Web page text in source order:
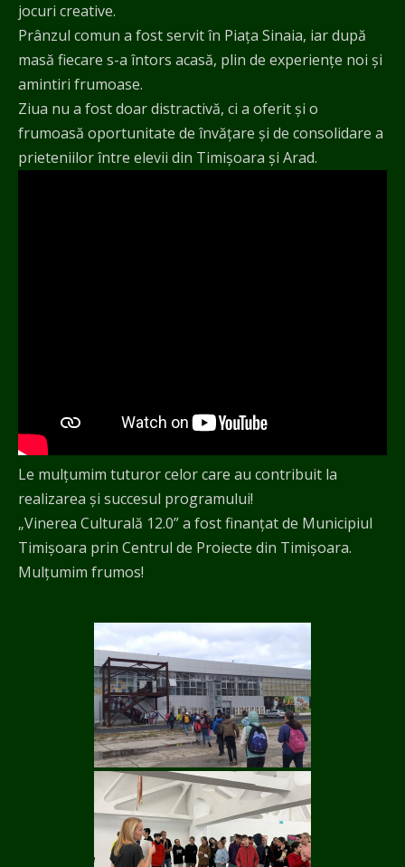
jocuri creative.
Prânzul comun a fost servit în Piața Sinaia, iar după
masă fiecare s-a întors acasă, plin de experiențe noi și
amintiri frumoase.
Ziua nu a fost doar distractivă, ci a oferit și o
frumoasă oportunitate de învățare și de consolidare a
prieteniilor între elevii din Timișoara și Arad.
Le mulțumim tuturor celor care au contribuit la
realizarea și succesul programului!
„Vinerea Culturală 12.0” a fost finanțat de Municipiul
Timișoara prin Centrul de Proiecte din Timișoara.
Mulţumim frumos!